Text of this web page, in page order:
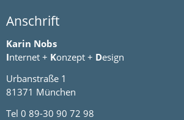
Anschrift
Karin Nobs
Internet + Konzept + Design
Urbanstraße 1
81371 München
Tel 0 89-30 90 72 98